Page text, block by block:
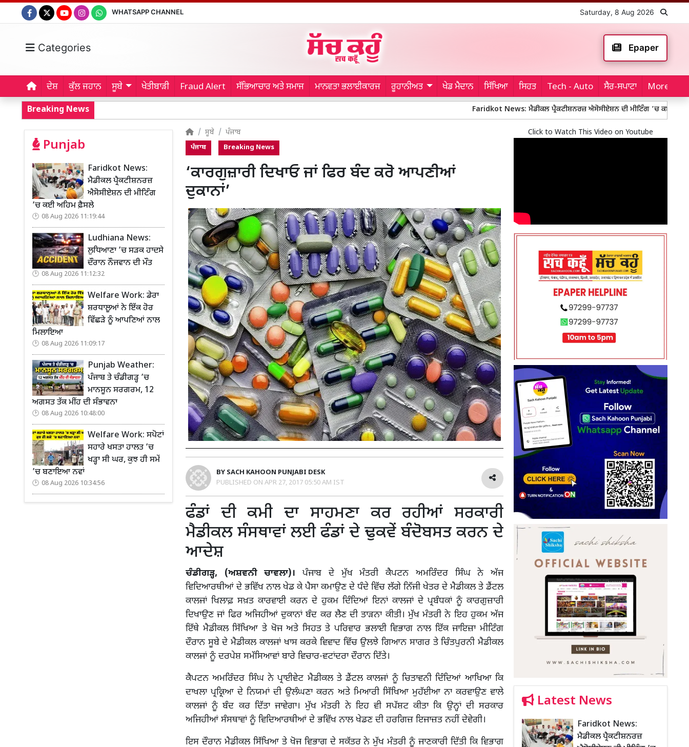
WHATSAPP CHANNEL Saturday, 8 Aug 2026
Categories Epaper
ਦੇਸ਼ ਕੁੱਲ ਜਹਾਨ ਸੂਬੇ ਖੇਤੀਬਾੜੀ Fraud Alert ਸੱਭਿਆਚਾਰ ਅਤੇ ਸਮਾਜ ਮਾਨਵਤਾ ਭਲਾਈਕਾਰਜ ਰੂਹਾਨੀਅਤ ਖੇਡ ਮੈਦਾਨ ਸਿੱਖਿਆ ਸਿਹਤ Tech - Auto ਸੈਰ-ਸਪਾਟਾ More...
Breaking News Faridkot News: ਮੈਡੀਕਲ ਪ੍ਰੈਕਟੀਸ਼ਨਰਜ਼ ਐਸੋਸੀਏਸ਼ਨ ਦੀ ਮੀਟਿੰਗ ’ਚ ਕਈ ਅਹਿਮ ਫ਼ੈਸਲੇ
Punjab
Faridkot News:
ਮੈਡੀਕਲ ਪ੍ਰੈਕਟੀਸ਼ਨਰਜ਼
ਐਸੋਸੀਏਸ਼ਨ ਦੀ ਮੀਟਿੰਗ
’ਚ ਕਈ ਅਹਿਮ ਫ਼ੈਸਲੇ
08 Aug 2026 11:19:44
Ludhiana News:
ਲੁਧਿਆਣਾ ’ਚ ਸੜਕ ਹਾਦਸੇ
ਦੌਰਾਨ ਨੌਜਵਾਨ ਦੀ ਮੌਤ
08 Aug 2026 11:12:32
Welfare Work: ਡੇਰਾ
ਸ਼ਰਧਾਲੂਆਂ ਨੇ ਇੱਕ ਹੋਰ
ਵਿੱਛੜੇ ਨੂੰ ਆਪਣਿਆਂ ਨਾਲ
ਮਿਲਾਇਆ
08 Aug 2026 11:09:17
Punjab Weather:
ਪੰਜਾਬ ਤੇ ਚੰਡੀਗੜ੍ਹ ’ਚ
ਮਾਨਸੂਨ ਸਰਗਰਮ, 12
ਅਗਸਤ ਤੱਕ ਮੀਂਹ ਦੀ ਸੰਭਾਵਨਾ
08 Aug 2026 10:48:00
Welfare Work: ਸਪੋਟਾਂ
ਸਹਾਰੇ ਖਸਤਾ ਹਾਲਤ ’ਚ
ਖੜ੍ਹਾ ਸੀ ਘਰ, ਕੁਝ ਹੀ ਸਮੇਂ
’ਚ ਬਣਾਇਆ ਨਵਾਂ
08 Aug 2026 10:34:56
ਸੂਬੇ ਪੰਜਾਬ
ਪੰਜਾਬ Breaking News
‘ਕਾਰਗੁਜ਼ਾਰੀ ਦਿਖਾਓ ਜਾਂ ਫਿਰ ਬੰਦ ਕਰੋ ਆਪਣੀਆਂ
ਦੁਕਾਨਾਂ’
BY SACH KAHOON PUNJABI DESK
PUBLISHED ON APR 27, 2017 05:50 AM IST
ਫੰਡਾਂ ਦੀ ਕਮੀ ਦਾ ਸਾਹਮਣਾ ਕਰ ਰਹੀਆਂ ਸਰਕਾਰੀ
ਮੈਡੀਕਲ ਸੰਸਥਾਵਾਂ ਲਈ ਫੰਡਾਂ ਦੇ ਢੁਕਵੇਂ ਬੰਦੋਬਸਤ ਕਰਨ ਦੇ
ਆਦੇਸ਼
ਚੰਡੀਗੜ੍ਹ, (ਅਸ਼ਵਨੀ ਚਾਵਲਾ)।ਪੰਜਾਬ ਦੇ ਮੁੱਖ ਮੰਤਰੀ ਕੈਪਟਨ ਅਮਰਿੰਦਰ ਸਿੰਘ ਨੇ ਅੱਜ
ਵਿਦਿਆਰਥੀਆਂ ਦੇ ਭਵਿੱਖ ਨਾਲ ਖੇਡ ਕੇ ਪੈਸਾ ਕਮਾਉਣ ਦੇ ਧੰਦੇ ਵਿੱਚ ਲੱਗੇ ਨਿੱਜੀ ਖੇਤਰ ਦੇ ਮੈਡੀਕਲ ਤੇ ਡੈਂਟਲ
ਕਾਲਜਾਂ ਖਿਲਾਫ਼ ਸਖ਼ਤ ਕਾਰਵਾਈ ਕਰਨ ਦੇ ਹੁਕਮ ਦਿੰਦਿਆਂ ਇਨਾਂ ਕਾਲਜਾਂ ਦੇ ਪ੍ਰਬੰਧਕਾਂ ਨੂੰ ਕਾਰਗੁਜ਼ਾਰੀ
ਦਿਖਾਉਣ ਜਾਂ ਫਿਰ ਅਜਿਹੀਆਂ ਦੁਕਾਨਾਂ ਬੰਦ ਕਰ ਲੈਣ ਦੀ ਤਾੜਨਾ ਕੀਤੀ। ਮੁੱਖ ਮੰਤਰੀ ਨੇ ਇਹ ਹੁਕਮ ਅੱਜ
ਇੱਥੇ ਮੈਡੀਕਲ ਸਿੱਖਿਆ ਤੇ ਖੋਜ ਅਤੇ ਸਿਹਤ ਤੇ ਪਰਿਵਾਰ ਭਲਾਈ ਵਿਭਾਗ ਨਾਲ ਇੱਕ ਜਾਇਜ਼ਾ ਮੀਟਿੰਗ
ਦੌਰਾਨ ਸੂਬੇ ਦੇ ਮੈਡੀਕਲ ਕਾਲਜਾਂ ਖਾਸ ਕਰਕੇ ਵਿਵਾਦ ਵਿੱਚ ਉਲਝੇ ਗਿਆਨ ਸਾਗਰ ਤੇ ਚਿੰਤਪੁਰਨੀ ਮੈਡੀਕਲ
ਕਾਲਜਾਂ ਨੂੰ ਦਰਪੇਸ਼ ਸਮੱਸਿਆਵਾਂ ਬਾਰੇ ਵਿਚਾਰ-ਵਟਾਂਦਰਾ ਦੌਰਾਨ ਦਿੱਤੇ।
ਕੈਪਟਨ ਅਮਰਿੰਦਰ ਸਿੰਘ ਨੇ ਪ੍ਰਾਈਵੇਟ ਮੈਡੀਕਲ ਤੇ ਡੈਂਟਲ ਕਾਲਜਾਂ ਨੂੰ ਚਿਤਾਵਨੀ ਦਿੰਦਿਆਂ ਆਖਿਆ ਕਿ
ਦਾਖਲਾ ਪ੍ਰਕ੍ਰਿਆ ਦੇ ਨਿਯਮਾਂ ਦੀ ਉਲੰਘਣਾ ਕਰਨ ਅਤੇ ਮਿਆਰੀ ਸਿੱਖਿਆ ਮੁਹੱਈਆ ਨਾ ਕਰਵਾਉਣ ਵਾਲੇ
ਕਾਲਜਾਂ ਨੂੰ ਬੰਦ ਕਰ ਦਿੱਤਾ ਜਾਵੇਗਾ। ਮੁੱਖ ਮੰਤਰੀ ਨੇ ਇਹ ਵੀ ਸਪੱਸ਼ਟ ਕੀਤਾ ਕਿ ਉਨ੍ਹਾਂ ਦੀ ਸਰਕਾਰ
ਅਜਿਹੀਆਂ ਸੰਸਥਾਵਾਂ ਨੂੰ ਵਿਦਿਆਰਥੀਆਂ ਦੇ ਭਵਿੱਖ ਨਾਲ ਖੇਡਣ ਦੀ ਹਰਗਿਜ਼ ਇਜਾਜ਼ਤ ਨਹੀਂ ਦੇਵੇਗੀ।
ਇਸ ਦੌਰਾਨ ਮੈਡੀਕਲ ਸਿੱਖਿਆ ਤੇ ਖੋਜ ਵਿਭਾਗ ਦੇ ਸਕੱਤਰ ਨੇ ਮੁੱਖ ਮੰਤਰੀ ਨੂੰ ਜਾਣਕਾਰੀ ਦਿੱਤੀ ਕਿ ਵਿਭਾਗ
Click to Watch This Video on Youtube
Latest News
Faridkot News:
ਮੈਡੀਕਲ ਪ੍ਰੈਕਟੀਸ਼ਨਰਜ਼